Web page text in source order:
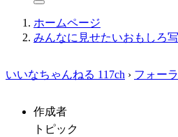
ホームページ
みんなに見せたいおもしろ
いいなちゃんねる 117ch › フォー
作成者
トピック